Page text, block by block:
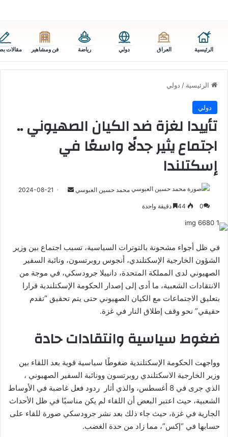
الرئيسية العراق دولي رياضة فن ومشاهير مقالات
الرئيسية / دولي
دولي
تأييدا لغزة ضد الكيان الصهيوني ..
اجتماع يثير جدلًا واسعًا في
إسكتلندا
محمد حسين العبوسي
أرسل 2024-08-21
0 دقيقة واحدة
في ظل أجواء مشحونة بالتوترات السياسية، تسبب اجتماع بين وزير
الشؤون الخارجية الإسكتلندي، أنجوس روبرتسون، ونائبة السفير
الصهيوني لدى المملكة المتحدة، دانييلا جرودسكي، في موجة من
الانتقادات الشعبية، ما أدى إلى إصدار الحكومة الإسكتلندية قرارا
بتعليق الاجتماعات مع الكيان الصهيوني حتى يتم تحقيق “تقدم
حقيقي” نحو وقف إطلاق النار في غزة.
ضغوط سياسية وانتقادات حادة
وواجهت الحكومة الإسكتلندية ضغوطًا سياسية قوية بعد اللقاء بين
وزير الخارجية الاسكتلندي روبرتسون وونائبة السفير الصهيوني ،
الذي جرى في 8 أغسطس، والذي أثار ردود فعل غاضبة في الأوساط
الشعبية، حيث اعتبر البعض أن اللقاء لم يكن مناسبًا في ظل الأحداث
الجارية في غزة، حيث جاء ذلك بعد نشر جرودسكي صورة للقاء على
حسابها في “إكس”، مما زاد من حدة الغضب.